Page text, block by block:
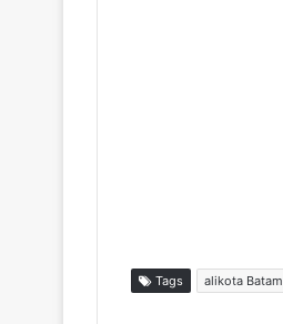
Tags alikota Batam